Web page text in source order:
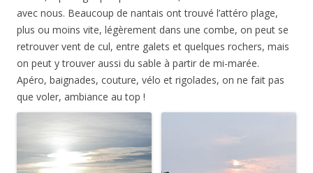
avec nous. Beaucoup de nantais ont trouvé l’attéro plage,
plus ou moins vite, légèrement dans une combe, on peut se
retrouver vent de cul, entre galets et quelques rochers, mais
on peut y trouver aussi du sable à partir de mi-marée.
Apéro, baignades, couture, vélo et rigolades, on ne fait pas
que voler, ambiance au top !